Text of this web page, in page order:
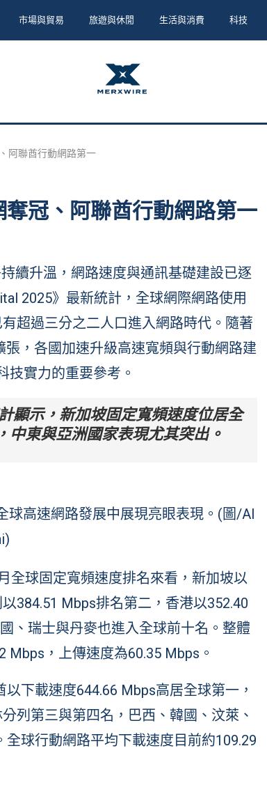
市場與貿易 旅遊與休閒 生活與消費 科技
阿聯酋行動網路第一
冠、阿聯酋行動網路第一
續升溫，網路速度與通訊基礎建設已逐
2025》最新統計，全球網際網路使用
超過三分之二人口進入網路時代。隨著
，各國加速升級高速寬頻與行動網路建
技實力的重要參考。
顯示，新加坡固定寬頻速度位居全
東與亞洲國家表現尤其突出。
球高速網路發展中展現亮眼表現。(圖/AI
全球固定寬頻速度排名來看，新加坡以
384.51 Mbps排名第二，香港以352.40
、瑞士與丹麥也進入全球前十名。整體
Mbps，上傳速度為60.35 Mbps。
下載速度644.66 Mbps高居全球第一，
列第三與第四名，巴西、韓國、汶萊、
球行動網路平均下載速度目前約109.29